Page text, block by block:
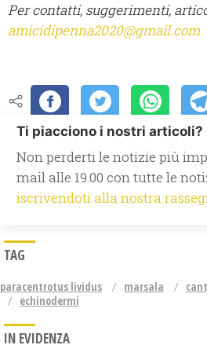
Per contatti, suggerimenti,
amicidipenna2020@gmail.com
Ti piacciono i nostri articoli?
Non perderti le notizie più
mail alle 19.00 con tutte le
iscrivendoti alla nostra
TAG
paracentrotus lividus marsala
echinodermi
IN EVIDENZA